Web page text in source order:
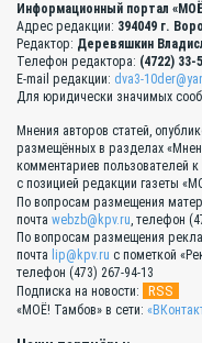
Информационный портал
Адрес редакции: 394049 г.
Редактор: Деревяшкин
Телефон редактора: (4722) 33-
E-mail редакции: dva3-
Для юридически значимых
Мнения авторов статей,
размещённых в разделах
комментариев пользователей
с позицией редакции газеты
По вопросам размещения
почта webzb@kpv.ru, телефон
По вопросам размещения
почта lip@kpv.ru с пометкой
телефон (473) 267-94-13
Подписка на новости:
RSS
«МОЁ! Тамбов» в сети: